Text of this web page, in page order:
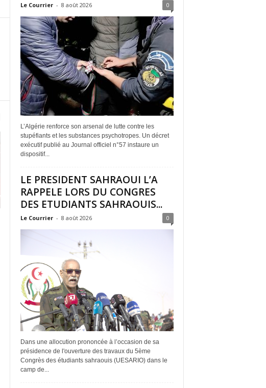
Le Courrier - 8 août 2026 0
L’Algérie renforce son arsenal de lutte contre les
stupéfiants et les substances psychotropes. Un décret
exécutif publié au Journal officiel n°57 instaure un
dispositif...
LE PRESIDENT SAHRAOUI L’A
RAPPELE LORS DU CONGRES
DES ETUDIANTS SAHRAOUIS...
Le Courrier - 8 août 2026 0
Dans une allocution prononcée à l’occasion de sa
présidence de l'ouverture des travaux du 5ème
Congrès des étudiants sahraouis (UESARIO) dans le
camp de...